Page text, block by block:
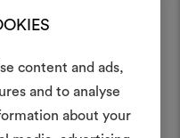
content and ads,
and to analyse
about your
Ein